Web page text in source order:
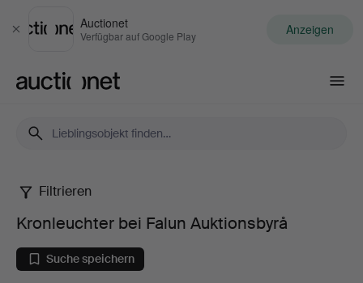
Schließen
Auctionet
Verfügbar auf Google Play Anzeigen
Kronleuchter
bei
Filtrieren
Kronleuchter bei Falun Auktionsbyrå
Suche speichern